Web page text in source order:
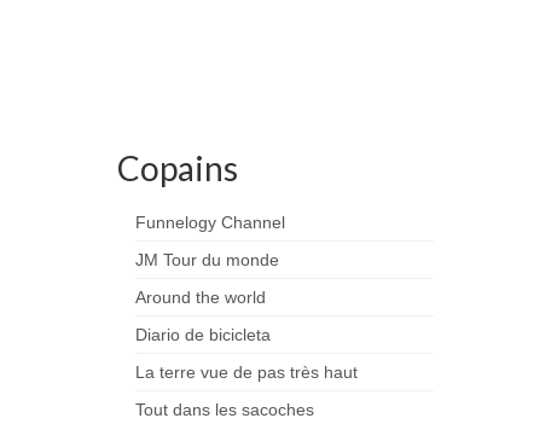
Copains
Funnelogy Channel
JM Tour du monde
Around the world
Diario de bicicleta
La terre vue de pas très haut
Tout dans les sacoches